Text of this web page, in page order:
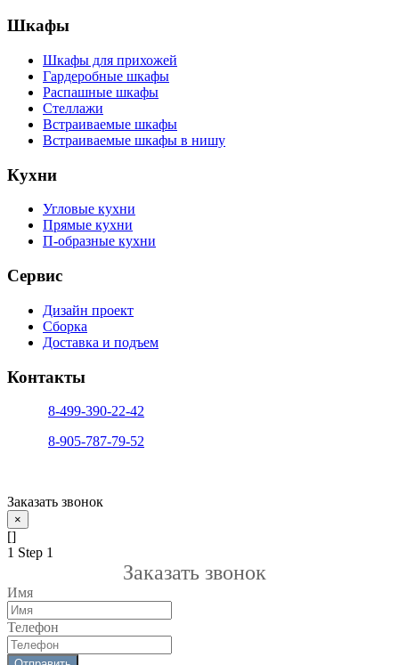
Шкафы
Шкафы для прихожей
Гардеробные шкафы
Распашные шкафы
Стеллажи
Встраиваемые шкафы
Встраиваемые шкафы в нишу
Кухни
Угловые кухни
Прямые кухни
П-образные кухни
Сервис
Дизайн проект
Сборка
Доставка и подъем
Контакты
8-499-390-22-42
8-905-787-79-52
Заказать звонок
×
[]
1 Step 1
Заказать звонок
Имя
Телефон